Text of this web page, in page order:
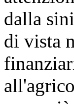
dalla
di vista